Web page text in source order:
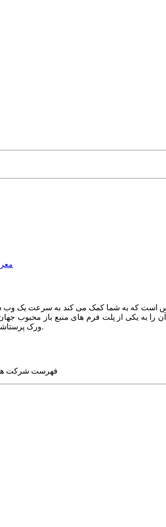
به یکی از پلت فرم های منبع باز محبوب جهان
ورک پرستاشاپ، حرفه ای ترین وب سایت های روز جهان را برای شما طراحی می کنیم.
فهرست شرکت های